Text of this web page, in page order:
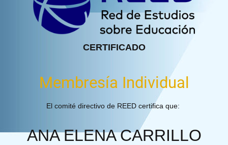
CERTIFICADO
Membresía Individual
El comité directivo de REED certifica que:
ANA ELENA CARRILLO